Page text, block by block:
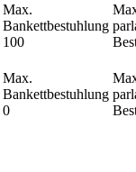
Max.
Bankettbestuhlung
100
Max.
Bankettbestuhlung
0